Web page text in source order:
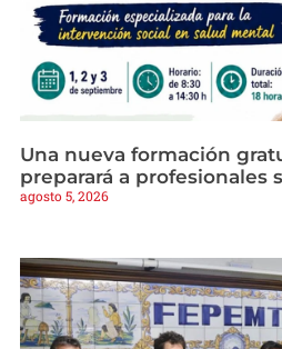
Una nueva formación
preparará a profesionales
agosto 5, 2026